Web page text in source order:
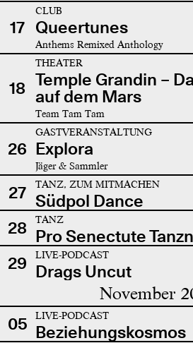
17
CLUB
Queertunes
Anthems Remixed Anthology
18
THEATER
Temple Grandin –
auf dem Mars
Team Tam Tam
26
GASTVERANSTALTUNG
Explora
Jäger & Sammler
27 TANZ, ZUM MITMACHEN
Südpol Dance
28
TANZ
Pro Senectute
29
LIVE-PODCAST
Drags Uncut
November
05 LIVE-PODCAST
Beziehungskosmos